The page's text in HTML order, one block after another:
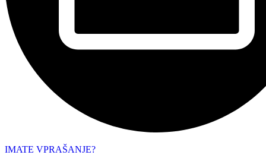
IMATE VPRAŠANJE?